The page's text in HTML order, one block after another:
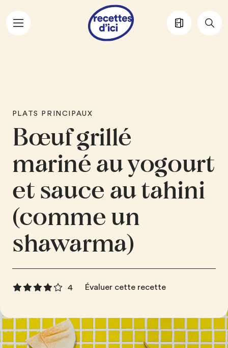
Aller au contenu principal
PLATS PRINCIPAUX
Bœuf grillé
mariné au yogourt
et sauce au tahini
(comme un
shawarma)
4 Évaluer cette recette